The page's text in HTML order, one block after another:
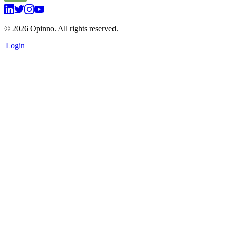
© 2026 Opinno. All rights reserved.
|Login